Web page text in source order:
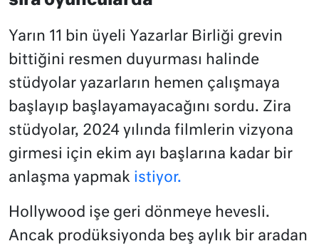
Yarın 11 bin üyeli Yazarlar Birliği grevin
bittiğini resmen duyurması halinde
stüdyolar yazarların hemen çalışmaya
başlayıp başlayamayacağını sordu. Zira
stüdyolar, 2024 yılında filmlerin vizyona
girmesi için ekim ayı başlarına kadar bir
anlaşma yapmak istiyor.
Hollywood işe geri dönmeye hevesli.
Ancak prodüksiyonda beş aylık bir aradan